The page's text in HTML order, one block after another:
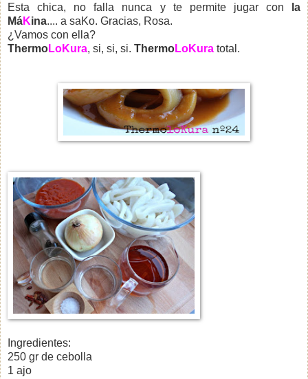
Esta chica, no falla nunca y te permite jugar con
la
MáKina.... a saKo. Gracias, Rosa.
¿Vamos con ella?
ThermoLoKura, si, si, si. ThermoLoKura total.
Ingredientes:
250 gr de cebolla
1 ajo